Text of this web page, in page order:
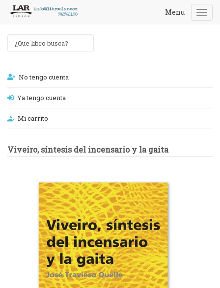
Menu
No tengo cuenta
Ya tengo cuenta
Mi carrito
Viveiro, síntesis del incensario y la gaita